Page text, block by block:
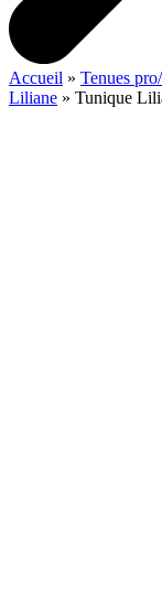
Accueil » Tenues
Liliane » Tunique